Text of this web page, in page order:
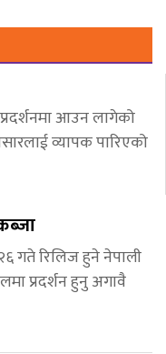
आउन लागेको
व्यापक पारिएको
गते रिलिज हुने नेपाली
प्रदर्शन हुनु अगावै